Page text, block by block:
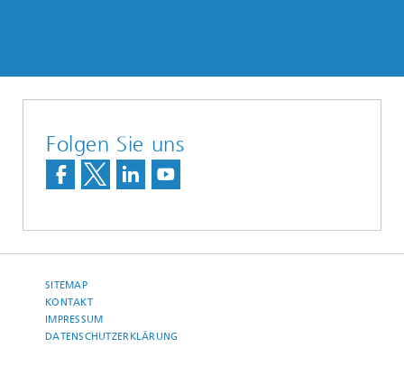
Folgen Sie uns
SITEMAP
KONTAKT
IMPRESSUM
DATENSCHUTZERKLÄRUNG